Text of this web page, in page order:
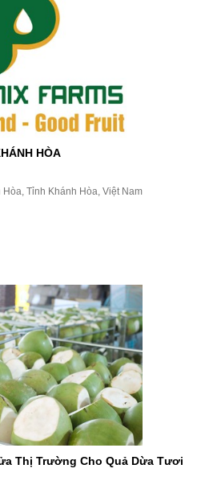
HÒA
Tỉnh Khánh Hòa, Việt Nam
Thị Trường Cho Quả Dừa Tươi